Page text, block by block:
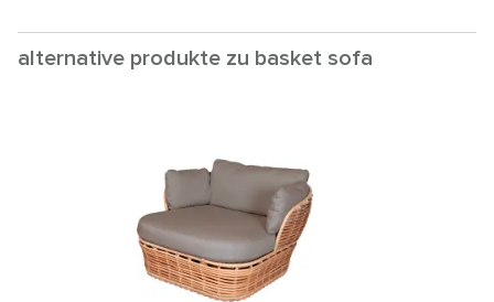
alternative produkte zu basket sofa